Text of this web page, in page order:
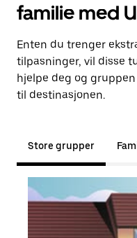
familie med
Enten du trenger
tilpasninger, vil disse
hjelpe deg og
til destinasjonen.
Store grupper